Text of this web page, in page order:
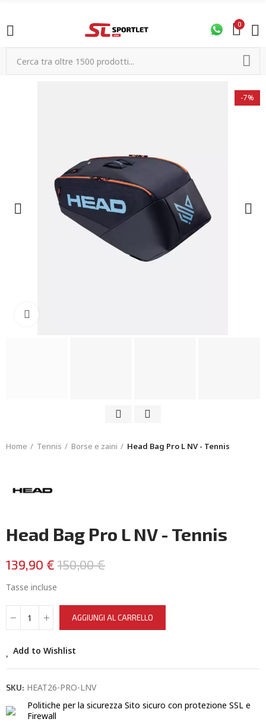
0
-7%
Home Tennis Borse e zaini Head Bag Pro L NV - Tennis
Head Bag Pro L NV - Tennis
139,90 € 150,00 €
Tasse incluse
AGGIUNGI AL CARRELLO
Add to Wishlist
SKU: HEAT26-PRO-LNV
Politiche per la sicurezza Sito sicuro con protezione SSL e
Firewall